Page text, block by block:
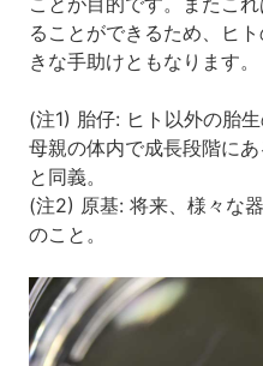
ることができるため、ヒ
きな手助けともなります。
(注1) 胎仔: ヒト以外の胎
母親の体内で成長段階に
と同義。
(注2) 原基: 将来、様々な
のこと。